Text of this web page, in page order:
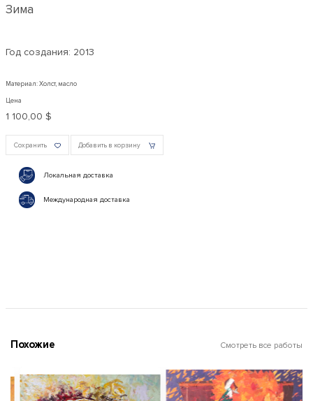
Зима
Год создания: 2013
Материал: Холст, масло
Цена
1 100,00 $
Сохранить Добавить в корзину
Локальная доставка
Международная доставка
Похожие Смотреть все работы